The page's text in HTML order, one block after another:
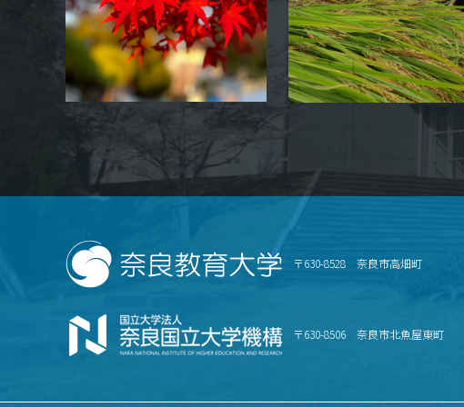
〒630-8528 奈良市高畑町
〒630-8506 奈良市北魚屋東町